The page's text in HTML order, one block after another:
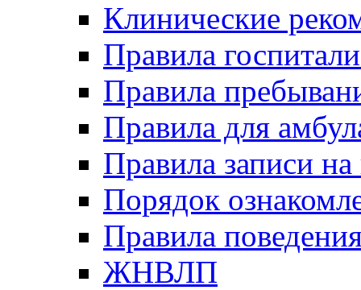
Клинические
Правила
Правила
Правила для
Правила записи
Порядок
Правила
ЖНВЛП